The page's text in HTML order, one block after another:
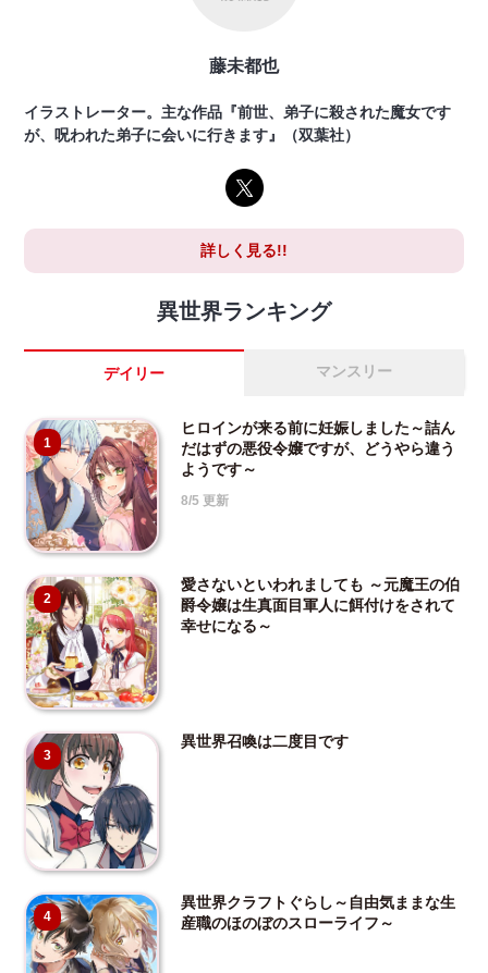
藤未都也
イラストレーター。主な作品『前世、弟子に殺された魔女です
が、呪われた弟子に会いに行きます』（双葉社）
詳しく見る!!
異世界ランキング
デイリー マンスリー
1
ヒロインが来る前に妊娠しました～詰ん
だはずの悪役令嬢ですが、どうやら違う
ようです～
8/5 更新
2
愛さないといわれましても ～元魔王の伯
爵令嬢は生真面目軍人に餌付けをされて
幸せになる～
3
異世界召喚は二度目です
4
異世界クラフトぐらし～自由気ままな生
産職のほのぼのスローライフ～